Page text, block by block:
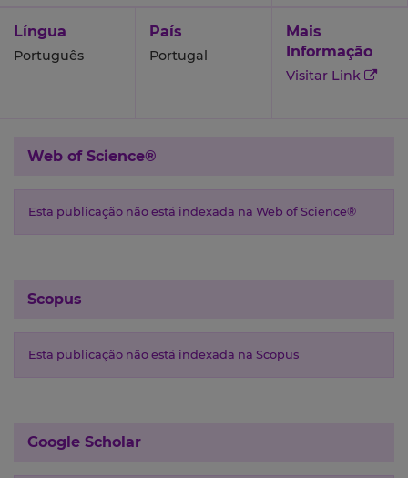
Língua
Português
País
Portugal
Mais
Informação
Visitar Link
Web of Science®
Esta publicação não está indexada na Web of Science®
Scopus
Esta publicação não está indexada na Scopus
Google Scholar